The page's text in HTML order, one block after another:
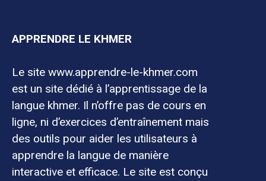
APPRENDRE LE KHMER
Le site www.apprendre-le-khmer.com
est un site dédié à l’apprentissage de la
langue khmer. Il n’offre pas de cours en
ligne, ni d’exercices d’entraînement mais
des outils pour aider les utilisateurs à
apprendre la langue de manière
interactive et efficace. Le site est conçu